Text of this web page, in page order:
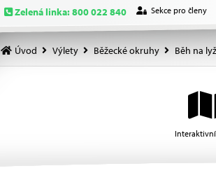
Zelená linka: 800 022 840 Sekce pro členy
Úvod Výlety Běžecké okruhy Běh na